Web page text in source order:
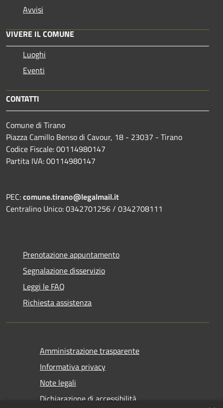
Avvisi
VIVERE IL COMUNE
Luoghi
Eventi
CONTATTI
Comune di Tirano
Piazza Camillo Benso di Cavour, 18 - 23037 - Tirano
Codice Fiscale: 00114980147
Partita IVA: 00114980147
PEC:comune.tirano@legalmail.it
Centralino Unico: 0342701256 / 0342708111
Prenotazione appuntamento
Segnalazione disservizio
Leggi le FAQ
Richiesta assistenza
Amministrazione trasparente
Informativa privacy
Note legali
Dichiarazione di accessibilità